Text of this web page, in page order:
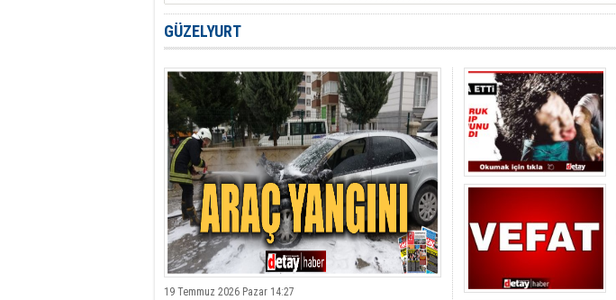
arasında güneş altında çalışmayı
yasakladı
Yasası hayata geçirilmeli
GÜZELYURT
19 Temmuz 2026 Pazar 14:27